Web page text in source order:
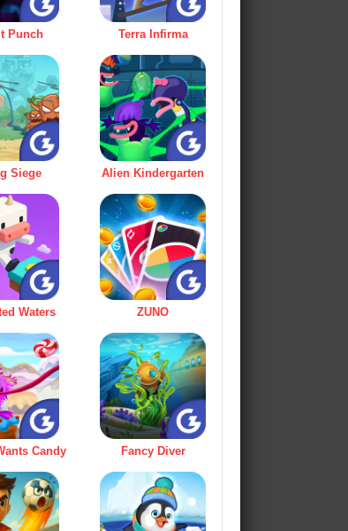
Punch Terra Infirma
Siege Alien Kindergarten
Waters ZUNO
Candy Fancy Diver